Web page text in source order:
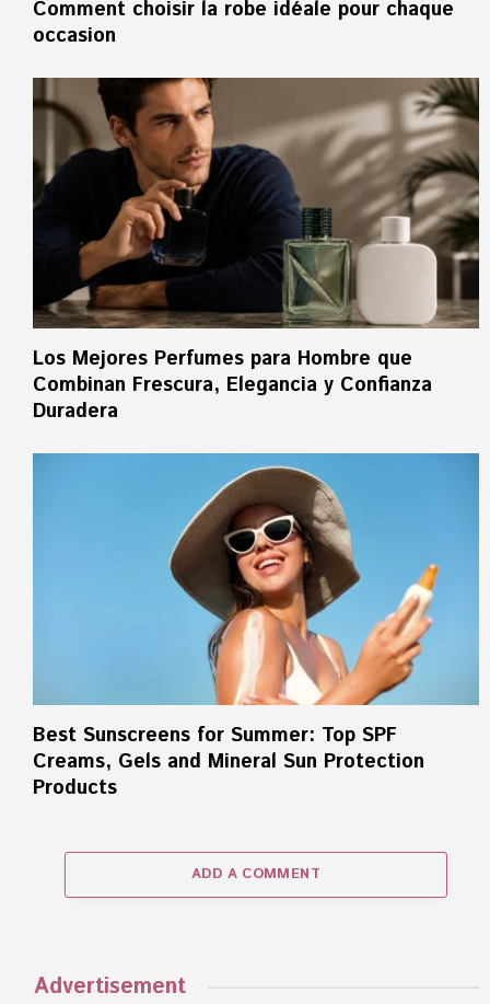
Comment choisir la robe idéale pour chaque
occasion
Los Mejores Perfumes para Hombre que
Combinan Frescura, Elegancia y Confianza
Duradera
Best Sunscreens for Summer: Top SPF
Creams, Gels and Mineral Sun Protection
Products
ADD A COMMENT
Advertisement